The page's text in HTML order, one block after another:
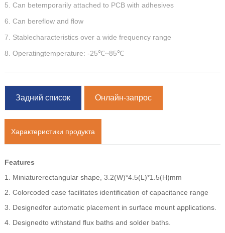
5. Can betemporarily attached to PCB with adhesives
6. Can bereflow and flow
7. Stablecharacteristics over a wide frequency range
8. Operatingtemperature: -25℃~85℃
Задний список Онлайн-запрос
Характеристики продукта
Features
1. Miniaturerectangular shape, 3.2(W)*4.5(L)*1.5(H)mm
2. Colorcoded case facilitates identification of capacitance range
3. Designedfor automatic placement in surface mount applications.
4. Designedto withstand flux baths and solder baths.